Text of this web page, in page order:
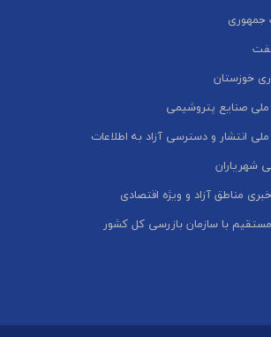
جمهوری
خوزستان
صنایع پتروشیمی
ملی انتشار و دسترسی آزاد به اطلاعات
شهریاران
خبری مناطق آزاد و ویژه اقتصادی
مستقیم با سازمان بازرسی کل کشور